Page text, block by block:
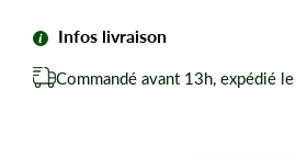
Infos livraison
Commandé avant 13h, expédié